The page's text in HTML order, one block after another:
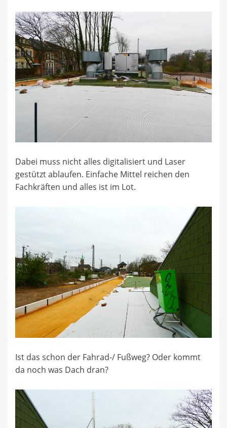
Dabei muss nicht alles digitalisiert und Laser
gestützt ablaufen. Einfache Mittel reichen den
Fachkräften und alles ist im Lot.
Ist das schon der Fahrad-/ Fußweg? Oder kommt
da noch was Dach dran?